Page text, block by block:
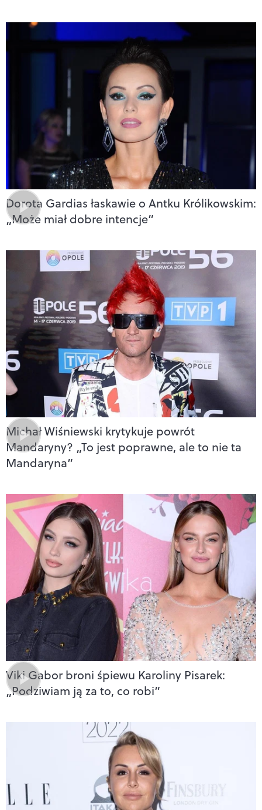
Dorota Gardias łaskawie o Antku Królikowskim:
„Może miał dobre intencje”
Michał Wiśniewski krytykuje powrót
Mandaryny? „To jest poprawne, ale to nie ta
Mandaryna”
Viki Gabor broni śpiewu Karoliny Pisarek:
„Podziwiam ją za to, co robi”